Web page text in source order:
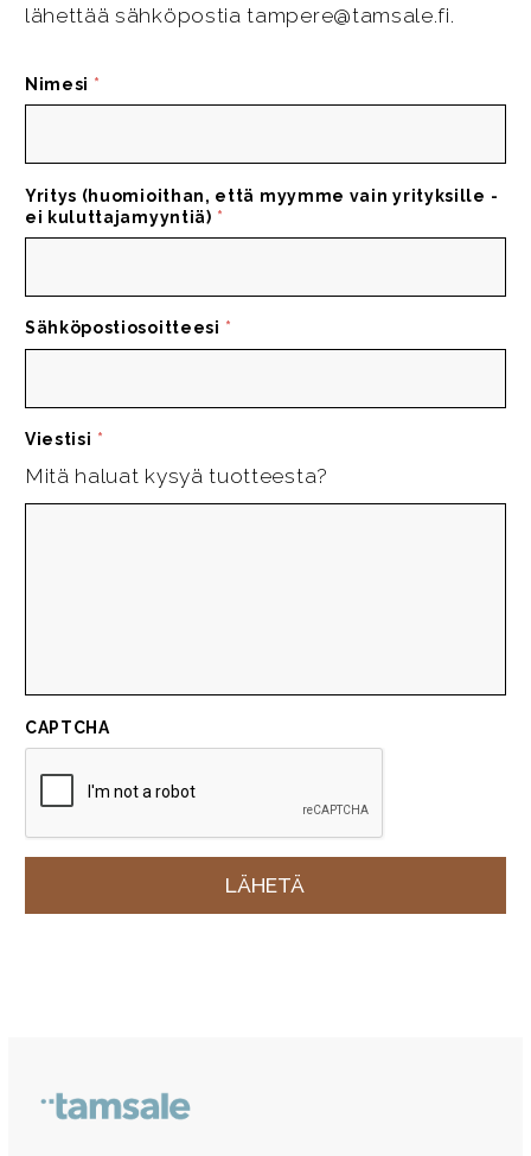
lähettää sähköpostia tampere@tamsale.fi.
Nimesi *
Yritys (huomioithan, että myymme vain yrityksille -
ei kuluttajamyyntiä) *
Sähköpostiosoitteesi *
Viestisi *
Mitä haluat kysyä tuotteesta?
CAPTCHA